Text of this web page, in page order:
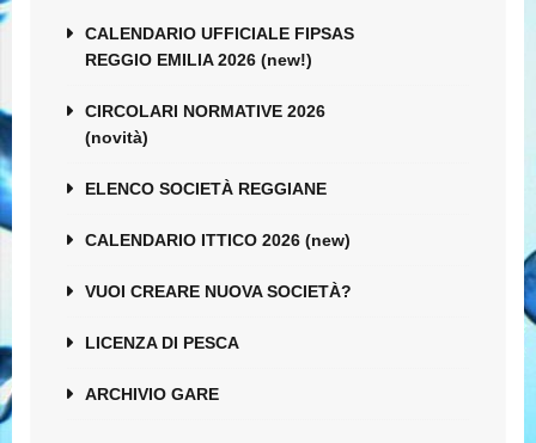
CALENDARIO UFFICIALE FIPSAS
REGGIO EMILIA 2026 (new!)
CIRCOLARI NORMATIVE 2026
(novità)
ELENCO SOCIETÀ REGGIANE
CALENDARIO ITTICO 2026 (new)
VUOI CREARE NUOVA SOCIETÀ?
LICENZA DI PESCA
ARCHIVIO GARE